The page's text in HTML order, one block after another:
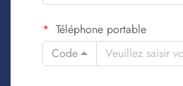
Téléphone portable
Code